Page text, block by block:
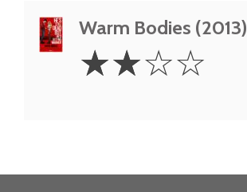
Warm Bodies (2013)
Stars
☆☆☆☆